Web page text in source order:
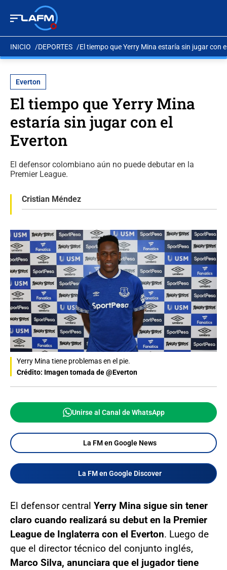
INICIO DEPORTES El tiempo que Yerry Mina estaría sin jugar con
Everton
El tiempo que Yerry Mina
estaría sin jugar con el
Everton
El defensor colombiano aún no puede debutar en la
Premier League.
Cristian Méndez
Yerry Mina tiene problemas en el pie.
Crédito: Imagen tomada de @Everton
Unirse al Canal de WhatsApp
La FM en Google News
La FM en Google Discover
El defensor central Yerry Mina sigue sin tener
claro cuando realizará su debut en la Premier
League de Inglaterra con el Everton. Luego de
que el director técnico del conjunto inglés,
Marco Silva, anunciara que el jugador tiene